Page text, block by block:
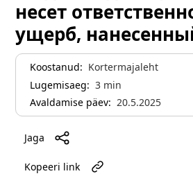
несет
ущерб,
Koostanud: Kortermajaleht
Lugemisaeg: 3 min
Avaldamise päev: 20.5.2025
Jaga
Kopeeri link